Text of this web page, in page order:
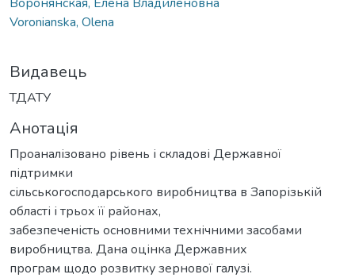
Voronianska, Olena
Видавець
ТДАТУ
Анотація
Проаналізовано рівень і складові Державної
підтримки
сільськогосподарського виробництва в Запорізькій
області і трьох її районах,
забезпеченість основними технічними засобами
виробництва. Дана оцінка Державних
програм щодо розвитку зернової галузі.